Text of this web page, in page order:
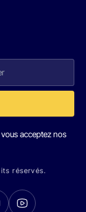
acceptez nos
réservés.